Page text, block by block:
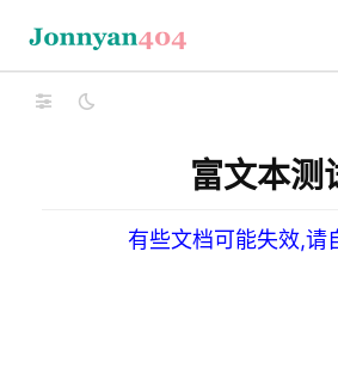
富文本测
有些文档可能失效,请